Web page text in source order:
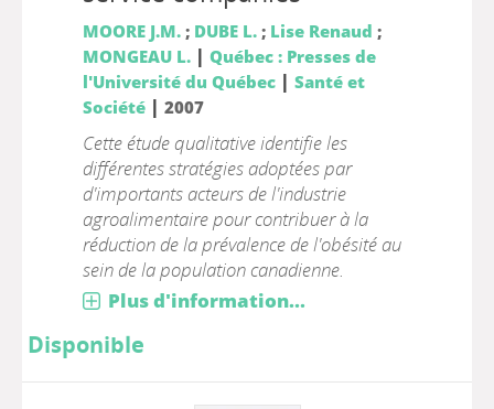
MOORE J.M.; DUBE L.; Lise Renaud ;
MONGEAU L. | Québec : Presses de
l'Université du Québec| Santé et
Société| 2007
Cette étude qualitative identifie les
différentes stratégies adoptées par
d'importants acteurs de l'industrie
agroalimentaire pour contribuer à la
réduction de la prévalence de l'obésité au
sein de la population canadienne.
Plus d'information...
Disponible